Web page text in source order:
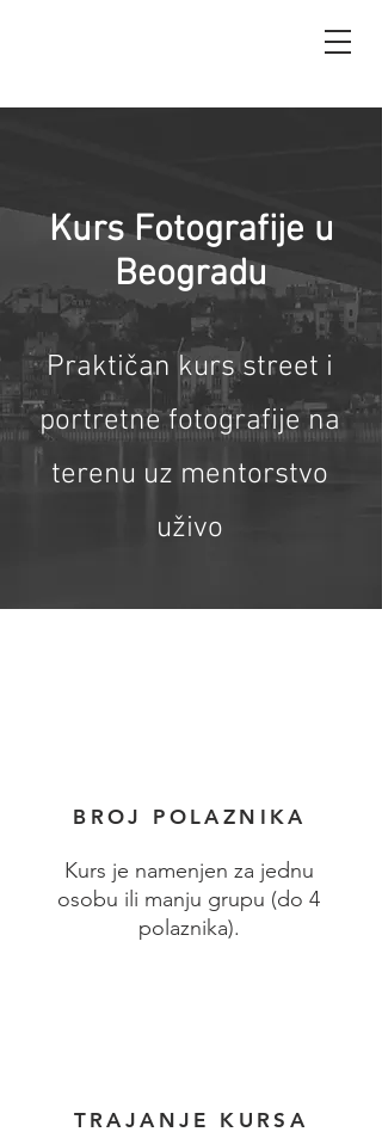
Kurs Fotografije u
Beogradu
Praktičan kurs street i
portretne fotografije na
terenu uz mentorstvo
uživo
BROJ POLAZNIKA
Kurs je namenjen za jednu
osobu ili manju grupu (do 4
polaznika).
TRAJANJE KURSA